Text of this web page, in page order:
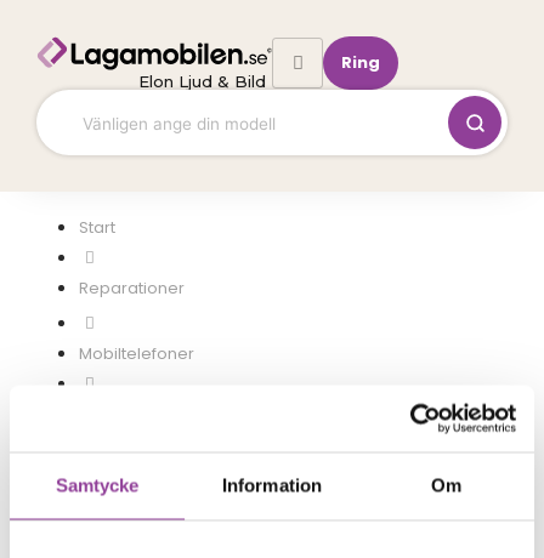
Samtycke Information Om
innehåll
Elon Ljud & Bild
Ring
Start
Mobiltelefoner
Redmi Note 12